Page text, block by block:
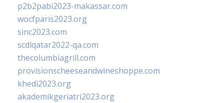
p2b2pabi2023-makassar.com
wocfparis2023.org
sinc2023.com
scdlqatar2022-qa.com
thecolumbiagrill.com
provisionscheeseandwineshoppe.com
khedi2023.org
akademikgeriatri2023.org